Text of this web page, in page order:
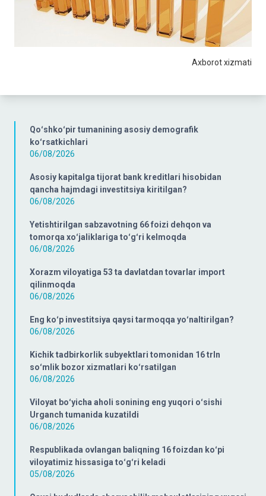
Qoʻshkoʻpir tumanining asosiy demografik
koʻrsatkichlari
06/08/2026
Asosiy kapitalga tijorat bank kreditlari hisobidan
qancha hajmdagi investitsiya kiritilgan?
06/08/2026
Yetishtirilgan sabzavotning 66 foizi dehqon va
tomorqa xoʻjaliklariga toʻgʻri kelmoqda
06/08/2026
Xorazm viloyatiga 53 ta davlatdan tovarlar import
qilinmoqda
06/08/2026
Eng koʻp investitsiya qaysi tarmoqqa yoʻnaltirilgan?
06/08/2026
Kichik tadbirkorlik subyektlari tomonidan 16 trln
soʻmlik bozor xizmatlari koʻrsatilgan
06/08/2026
Viloyat boʻyicha aholi sonining eng yuqori oʻsishi
Urganch tumanida kuzatildi
06/08/2026
Respublikada ovlangan baliqning 16 foizdan koʻpi
viloyatimiz hissasiga toʻgʻri keladi
05/08/2026
Axborot xizmati